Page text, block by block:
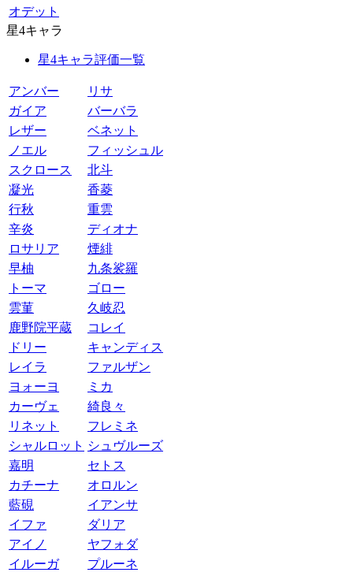
オデット
星4キャラ
星4キャラ評価一覧
アンバー
リサ
ガイア
バーバラ
レザー
ベネット
ノエル
フィッシュル
スクロース
北斗
凝光
香菱
行秋
重雲
辛炎
ディオナ
ロサリア
煙緋
早柚
九条裟羅
トーマ
ゴロー
雲菫
久岐忍
鹿野院平蔵
コレイ
ドリー
キャンディス
レイラ
ファルザン
ヨォーヨ
ミカ
カーヴェ
綺良々
リネット
フレミネ
シャルロット シュヴルーズ
嘉明
セトス
カチーナ
オロルン
藍硯
イアンサ
イファ
ダリア
アイノ
ヤフォダ
イルーガ
プルーネ